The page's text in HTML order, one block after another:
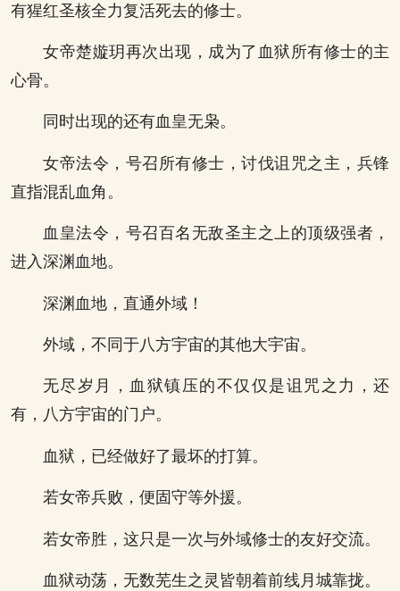
有猩红圣核全力复活死去的修士。
女帝楚嫙玥再次出现，成为了血狱所有修士的主
心骨。
同时出现的还有血皇无枭。
女帝法令，号召所有修士，讨伐诅咒之主，兵锋
直指混乱血角。
血皇法令，号召百名无敌圣主之上的顶级强者，
进入深渊血地。
深渊血地，直通外域！
外域，不同于八方宇宙的其他大宇宙。
无尽岁月，血狱镇压的不仅仅是诅咒之力，还
有，八方宇宙的门户。
血狱，已经做好了最坏的打算。
若女帝兵败，便固守等外援。
若女帝胜，这只是一次与外域修士的友好交流。
血狱动荡，无数芜生之灵皆朝着前线月城靠拢。